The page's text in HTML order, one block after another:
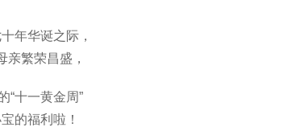
年华诞之际，
亲繁荣昌盛，
“十一黄金周”
的福利啦！